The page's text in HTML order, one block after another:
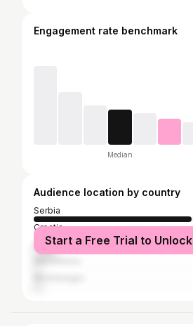
Engagement rate benchmark
Median
Audience location by country
Serbia
Croatia
Bosnia and Herzegovina
Start a Free Trial to Unlock